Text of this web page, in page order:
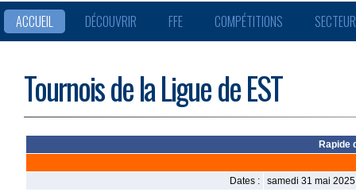
ACCUEIL DÉCOUVRIR FFE COMPÉTITIONS
Tournois de la Ligue de EST
Rapide
Dates :
samedi 31 mai